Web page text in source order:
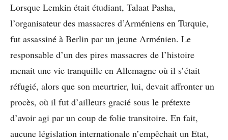
Lorsque Lemkin était étudiant, Talaat Pasha,
l’organisateur des massacres d’Arméniens en Turquie,
fut assassiné à Berlin par un jeune Arménien. Le
responsable d’un des pires massacres de l’histoire
menait une vie tranquille en Allemagne où il s’était
réfugié, alors que son meurtrier, lui, devait affronter un
procès, où il fut d’ailleurs gracié sous le prétexte
d’avoir agi par un coup de folie transitoire. En fait,
aucune législation internationale n’empêchait un Etat,